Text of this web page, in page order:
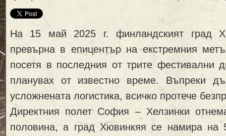
На 15 май 2025 г. финландският град
превърна в епицентър на екстремния
посетя в последния от трите фестивални
планувах от известно време. Въпреки
усложнената логистика, всичко протече
Директния полет София – Хелзинки
половина, а град Хювинкяя се намира на